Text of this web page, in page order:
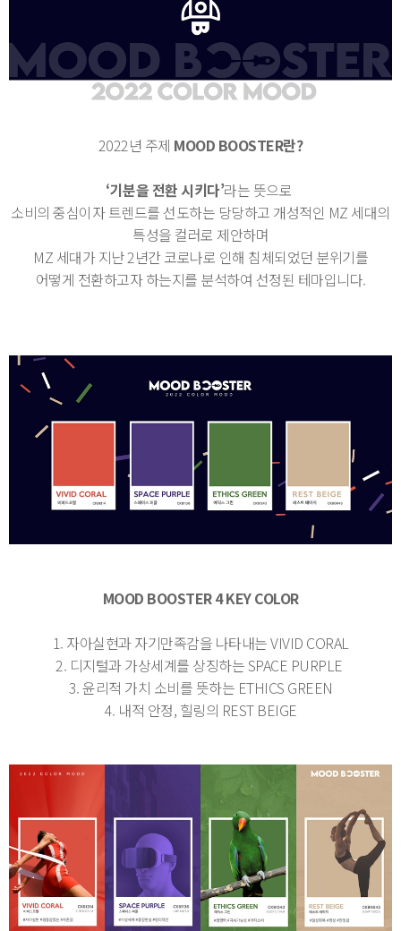
2022년 주제 MOOD BOOSTER란?
‘기분을 전환 시키다’라는 뜻으로
소비의 중심이자 트렌드를 선도하는 당당하고 개성적인 MZ 세대의
특성을 컬러로 제안하며
MZ 세대가 지난 2년간 코로나로 인해 침체되었던 분위기를
어떻게 전환하고자 하는지를 분석하여 선정된 테마입니다.
MOOD BOOSTER 4 KEY COLOR
1. 자아실현과 자기만족감을 나타내는 VIVID CORAL
2. 디지털과 가상세계를 상징하는 SPACE PURPLE
3. 윤리적 가치 소비를 뜻하는 ETHICS GREEN
4. 내적 안정, 힐링의 REST BEIGE